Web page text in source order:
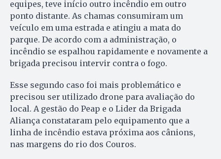
equipes, teve início outro incêndio em outro
ponto distante. As chamas consumiram um
veículo em uma estrada e atingiu a mata do
parque. De acordo com a administração, o
incêndio se espalhou rapidamente e novamente a
brigada precisou intervir contra o fogo.
Esse segundo caso foi mais problemático e
precisou ser utilizado drone para avaliação do
local. A gestão do Peap e o Lider da Brigada
Aliança constataram pelo equipamento que a
linha de incêndio estava próxima aos cânions,
nas margens do rio dos Couros.